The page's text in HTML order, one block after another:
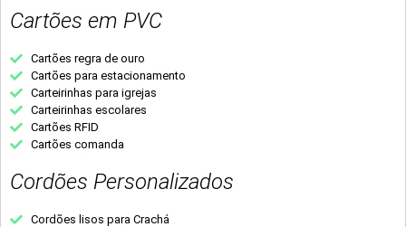
Cartões em PVC
Cartões regra de ouro
Cartões para estacionamento
Carteirinhas para igrejas
Carteirinhas escolares
Cartões RFID
Cartões comanda
Cordões Personalizados
Cordões lisos para Crachá